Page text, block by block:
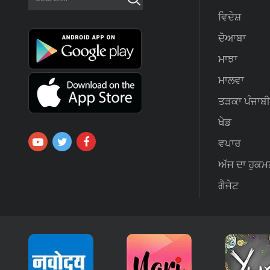
ਵਿਦੇਸ਼
ਦੋਆਬਾ
ਮਾਝਾ
ਮਾਲਵਾ
ਤੜਕਾ ਪੰਜਾਬੀ
ਖੇਡ
ਵਪਾਰ
ਅੱਜ ਦਾ
ਗੈਜੇਟ